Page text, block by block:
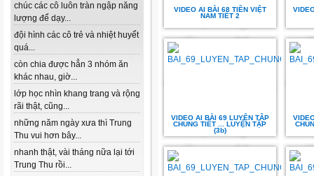
chúc các cô luôn tràn ngập năng
lượng để dạy...
đội hình các cô trẻ và nhiệt huyết
quá...
còn chia được hẳn 3 nhóm ăn
khác nhau, giờ...
lớp học nhìn khang trang và rộng
rãi thật, cũng...
những năm ngày xưa thì Trung
Thu vui hơn bây...
nhanh thật, vài tháng nữa lại tới
Trung Thu rồi...
VIDEO AI BÀI 68 TIỀN VIỆT
NAM TIẾT 2
VIDEO AI BÀI 69 LUYỆN TẬP
CHUNG TIẾT ... LUYỆN TẬP
(3b)